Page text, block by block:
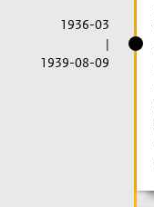
1936-03
|
1939-08-09